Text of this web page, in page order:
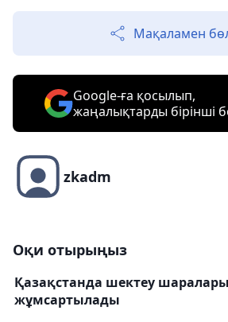
Мақаламен
Google-ға қосылып,
жаңалықтарды бірінші
zkadm
Оқи отырыңыз
Қазақстанда шектеу шаралары
жұмсартылады